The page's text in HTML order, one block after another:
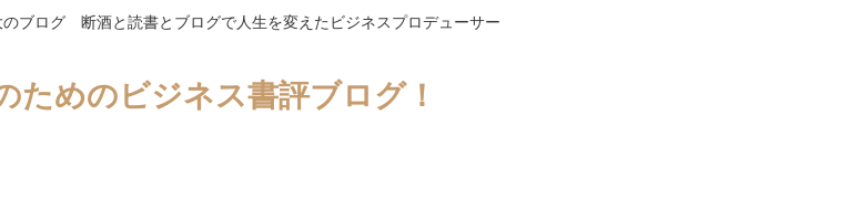
ブログ 断酒と読書とブログで人生を変えたビジネスプロデューサー
ためのビジネス書評ブログ！